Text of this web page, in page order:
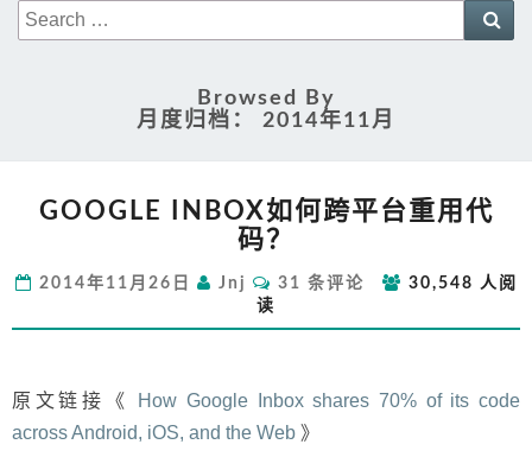
Search
for:
Browsed By
月度归档： 2014年11月
INBOX
如
跨
平
用
码？
GOOGLE INBOX如何跨平台重用代
码？
2014年11月26日 Jnj
评
31 条评论
30,548 人阅
读
原文链接《
How Google Inbox shares 70% of its code
across Android, iOS, and the Web 》